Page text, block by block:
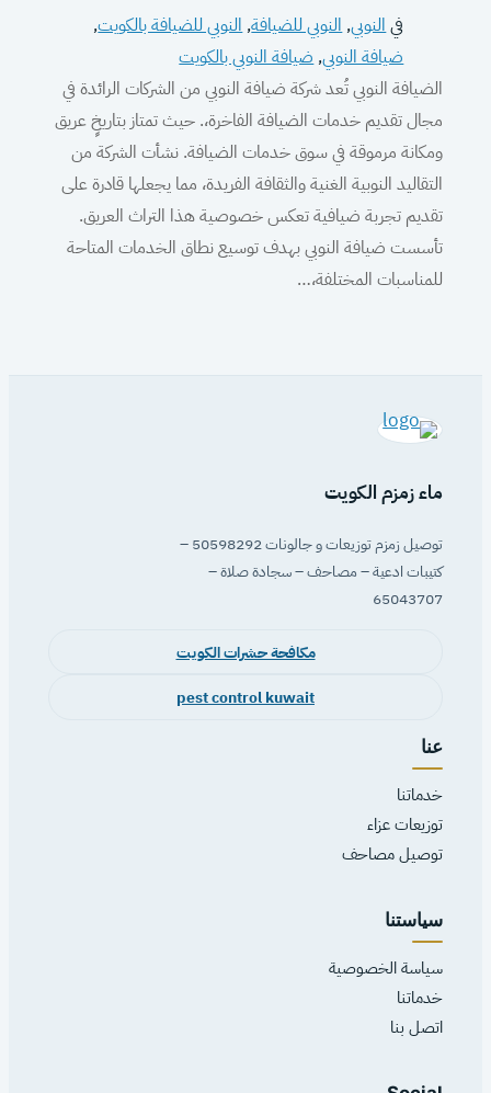
فيالنوبي, النوبي للضيافة, النوبي للضيافة بالكويت,
ضيافة النوبي, ضيافة النوبي بالكويت
الضيافة النوبي تُعد شركة ضيافة النوبي من الشركات الرائدة في
مجال تقديم خدمات الضيافة الفاخرة،. حيث تمتاز بتاريخٍ عريق
ومكانة مرموقة في سوق خدمات الضيافة. نشأت الشركة من
التقاليد النوبية الغنية والثقافة الفريدة، مما يجعلها قادرة على
تقديم تجربة ضيافية تعكس خصوصية هذا التراث العريق.
تأسست ضيافة النوبي بهدف توسيع نطاق الخدمات المتاحة
للمناسبات المختلفة،…
ماء زمزم الكويت
توصيل زمزم توزيعات و جالونات 50598292 –
كتيبات ادعية – مصاحف – سجادة صلاة –
65043707
مكافحة حشرات الكويت
pest control kuwait
عنا
خدماتنا
توزيعات عزاء
توصيل مصاحف
سياستنا
سياسة الخصوصية
خدماتنا
اتصل بنا